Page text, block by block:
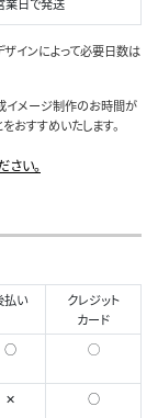
業日で発送
インによって必要日数は
イメージ制作のお時間が
おすすめいたします。
い。
払い
クレジット
カード
○ ◯
✕ ○